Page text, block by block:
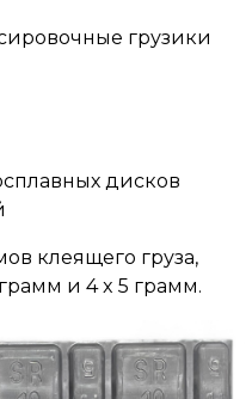
грузики
дисков
клеящего груза,
и 4 x 5 грамм.